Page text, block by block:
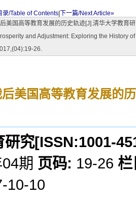
录/Table of Contents
下一篇/Next Article»
美国高等教育发展的历史轨迹[J].清华大学教育
and Adjustment: Exploring the History
26.
美国高等教育发展的
研究[ISSN:1001-
期 页码: 19-26
10-10